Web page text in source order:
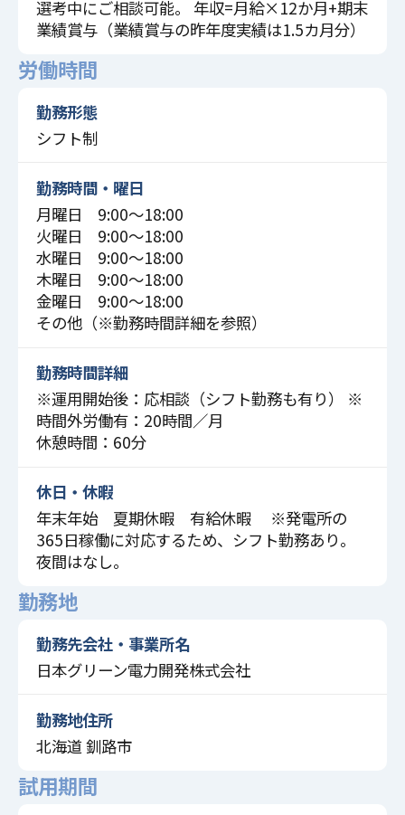
選考中にご相談可能。 年収=月給×12か月+期末
業績賞与（業績賞与の昨年度実績は1.5カ月分）
労働時間
勤務形態
シフト制
勤務時間・曜日
月曜日 9:00〜18:00
火曜日 9:00〜18:00
水曜日 9:00〜18:00
木曜日 9:00〜18:00
金曜日 9:00〜18:00
その他（※勤務時間詳細を参照）
勤務時間詳細
※運用開始後：応相談（シフト勤務も有り） ※
時間外労働有：20時間／月
休憩時間：60分
休日・休暇
年末年始 夏期休暇 有給休暇 ※発電所の
365日稼働に対応するため、シフト勤務あり。
夜間はなし。
勤務地
勤務先会社・事業所名
日本グリーン電力開発株式会社
勤務地住所
北海道 釧路市
試用期間